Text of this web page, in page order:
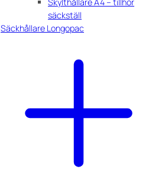
säckställ
Säckhållare Longopac